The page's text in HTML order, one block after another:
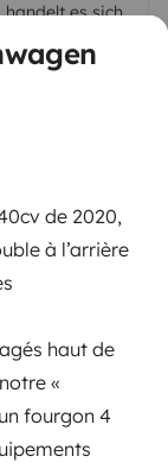
de 2020,
à l’arrière
haut de
«
fourgon 4
es sich
Bewertungen
pflegen.
plaisir que le
parking
la station
partirez
paysages